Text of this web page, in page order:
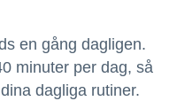
en gång dagligen.
minuter per dag, så
dagliga rutiner.